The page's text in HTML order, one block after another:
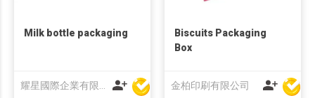
Milk bottle packaging
Biscuits Packaging
Box
金柏印刷有限公司